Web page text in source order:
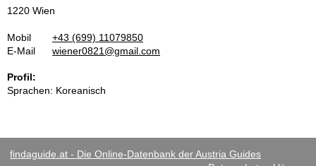
1220 Wien
Mobil
+43 (699) 11079850
E-Mail
wiener0821@gmail.com
Profil:
Sprachen: Koreanisch
findaguide.at - Die Online-Datenbank der Austria Guides